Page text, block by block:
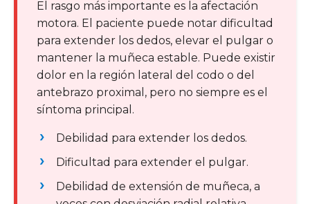
El rasgo más importante es la afectación
motora. El paciente puede notar dificultad
para extender los dedos, elevar el pulgar o
mantener la muñeca estable. Puede existir
dolor en la región lateral del codo o del
antebrazo proximal, pero no siempre es el
síntoma principal.
Debilidad para extender los dedos.
Dificultad para extender el pulgar.
Debilidad de extensión de muñeca, a